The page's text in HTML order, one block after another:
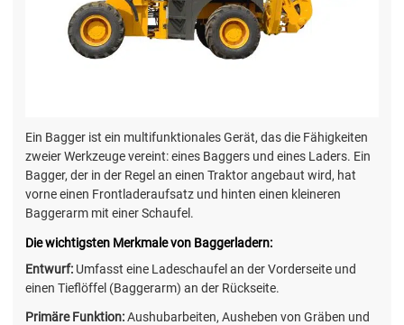
Ein Bagger ist ein multifunktionales Gerät, das die Fähigkeiten
zweier Werkzeuge vereint: eines Baggers und eines Laders. Ein
Bagger, der in der Regel an einen Traktor angebaut wird, hat
vorne einen Frontladeraufsatz und hinten einen kleineren
Baggerarm mit einer Schaufel.
Die wichtigsten Merkmale von Baggerladern:
Entwurf: Umfasst eine Ladeschaufel an der Vorderseite und
einen Tieflöffel (Baggerarm) an der Rückseite.
Primäre Funktion:Aushubarbeiten, Ausheben von Gräben und